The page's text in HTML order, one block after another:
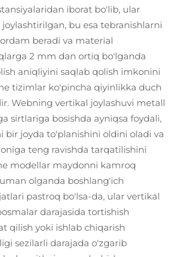
iborat bo'lib, ular
bu esa tebranishlarni
beradi va material
2 mm dan ortiq bo'lganda
aniqliyini saqlab qolish imkonini
tizimlar ko'pincha qiyinlikka duch
Webning vertikal joylashuvi metall
sirtlariga bosishda ayniqsa foydali,
bir joyda to'planishini oldini oladi va
teng ravishda tarqatilishini
modellar maydonni kamroq
olganda boshlang'ich
pastroq bo'lsa-da, ular vertikal
darajasida tortishish
qilish yoki ishlab chiqarish
sezilarli darajada o'zgarib